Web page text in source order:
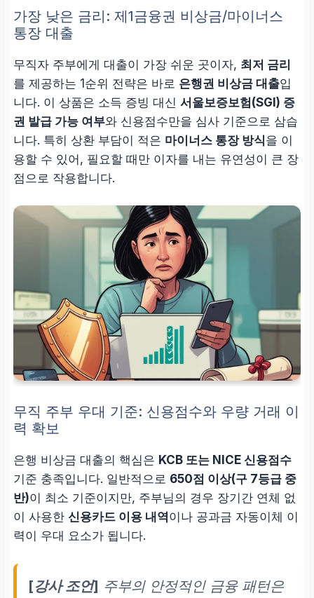
가장 낮은 금리: 제1금융권 비상금/마이너스
통장 대출
무직자 주부에게 대출이 가장 쉬운 곳이자, 최저 금리
를 제공하는 1순위 전략은 바로 은행권 비상금 대출입
니다. 이 상품은 소득 증빙 대신 서울보증보험(SGI) 증
권 발급 가능 여부와 신용점수만을 심사 기준으로 삼습
니다. 특히 상환 부담이 적은 마이너스 통장 방식을 이
용할 수 있어, 필요할 때만 이자를 내는 유연성이 큰 장
점으로 작용합니다.
무직 주부 우대 기준: 신용점수와 우량 거래 이
력 확보
은행 비상금 대출의 핵심은 KCB 또는 NICE 신용점수
기준 충족입니다. 일반적으로 650점 이상(구 7등급 중
반)이 최소 기준이지만, 주부님의 경우 장기간 연체 없
이 사용한 신용카드 이용 내역이나 공과금 자동이체 이
력이 우대 요소가 됩니다.
[강사 조언] 주부의 안정적인 금융 패턴은